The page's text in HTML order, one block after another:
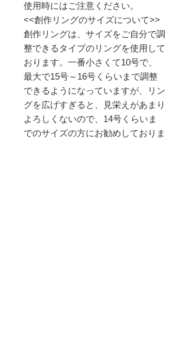
使用時にはご注意ください。
<<創作リングのサイズについて>>
創作リングは、サイズをご自分で調
整できるタイプのリングを使用して
おります。一番小さくて10号で、
最大で15号～16号くらいまで調整
できるようになっていますが、リン
グを広げすぎると、見栄えがあまり
よろしくないので、14号くらいま
でのサイズの方にお勧めしておりま